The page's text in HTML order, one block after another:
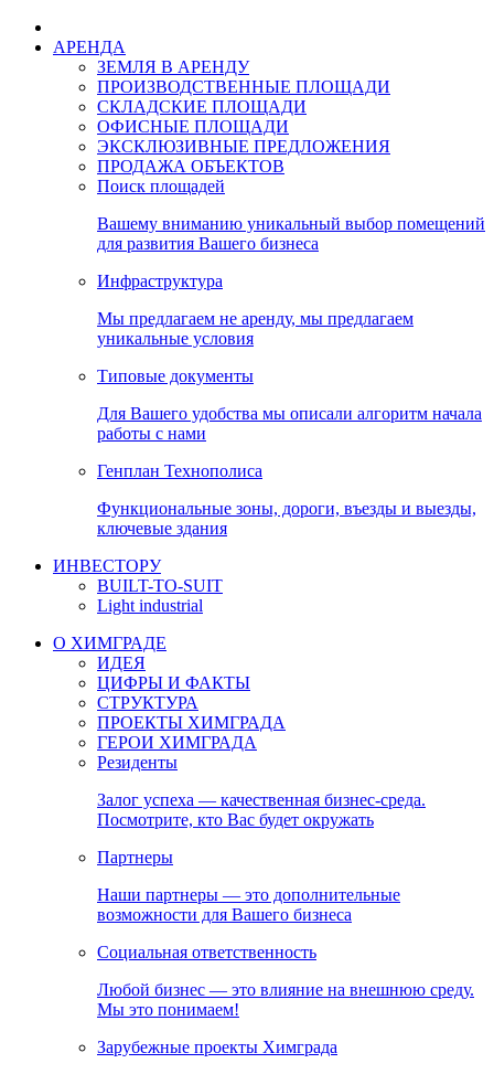
АРЕНДА
ЗЕМЛЯ В АРЕНДУ
ПРОИЗВОДСТВЕННЫЕ ПЛОЩАДИ
СКЛАДСКИЕ ПЛОЩАДИ
ОФИСНЫЕ ПЛОЩАДИ
ЭКСКЛЮЗИВНЫЕ ПРЕДЛОЖЕНИЯ
ПРОДАЖА ОБЪЕКТОВ
Поиск площадей
Вашему вниманию уникальный выбор помещений
для развития Вашего бизнеса
Инфраструктура
Мы предлагаем не аренду, мы предлагаем
уникальные условия
Типовые документы
Для Вашего удобства мы описали алгоритм начала
работы с нами
Генплан Технополиса
Функциональные зоны, дороги, въезды и выезды,
ключевые здания
ИНВЕСТОРУ
BUILT-TO-SUIT
Light industrial
О ХИМГРАДЕ
ИДЕЯ
ЦИФРЫ И ФАКТЫ
СТРУКТУРА
ПРОЕКТЫ ХИМГРАДА
ГЕРОИ ХИМГРАДА
Резиденты
Залог успеха — качественная бизнес-среда.
Посмотрите, кто Вас будет окружать
Партнеры
Наши партнеры — это дополнительные
возможности для Вашего бизнеса
Социальная ответственность
Любой бизнес — это влияние на внешнюю среду.
Мы это понимаем!
Зарубежные проекты Химграда